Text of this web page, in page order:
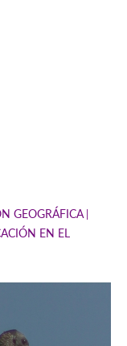
GEOGRÁFICA
EN EL